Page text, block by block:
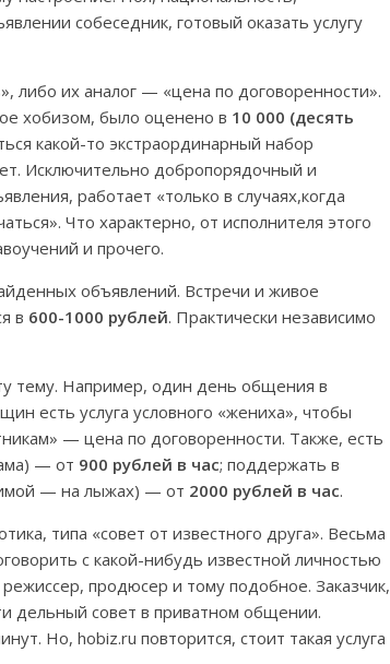
собеседник, готовый оказать услугу
либо их аналог — «цена по договоренности».
хобизом, было оценено в 10 000 (десять
какой-то экстраординарный набор
Исключительно добропорядочный и
работает «только в случаях,когда
Что характерно, от исполнителя этого
и прочего.
объявлений. Встречи и живое
в 600-1000 рублей. Практически независимо
тему. Например, один день общения в
есть услуга условного «жениха», чтобы
— цена по договоренности. Также, есть
— от 900 рублей в час; поддержать в
— на лыжах) — от 2000 рублей в час.
типа «совет от известного друга». Весьма
с какой-нибудь известной личностью
продюсер и тому подобное. Заказчик,
дельный совет в приватном общении.
Но, hobiz.ru повторится, стоит такая услуга